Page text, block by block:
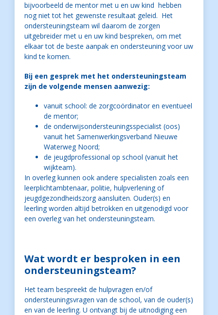
bijvoorbeeld de mentor met u en uw kind hebben
nog niet tot het gewenste resultaat geleid. Het
ondersteuningsteam wil daarom de zorgen
uitgebreider met u en uw kind bespreken, om met
elkaar tot de beste aanpak en ondersteuning voor uw
kind te komen.
Bij een gesprek met het ondersteuningsteam
zijn de volgende mensen aanwezig:
vanuit school: de zorgcoördinator en eventueel
de mentor;
de onderwijsondersteuningsspecialist (oos)
vanuit het Samenwerkingsverband Nieuwe
Waterweg Noord;
de jeugdprofessional op school (vanuit het
wijkteam).
In overleg kunnen ook andere specialisten zoals een
leerplichtambtenaar, politie, hulpverlening of
jeugdgezondheidszorg aansluiten. Ouder(s) en
leerling worden altijd betrokken en uitgenodigd voor
een overleg van het ondersteuningsteam.
Wat wordt er besproken in een
ondersteuningsteam?
Het team bespreekt de hulpvragen en/of
ondersteuningsvragen van de school, van de ouder(s)
en van de leerling. U ontvangt bij de uitnodiging een